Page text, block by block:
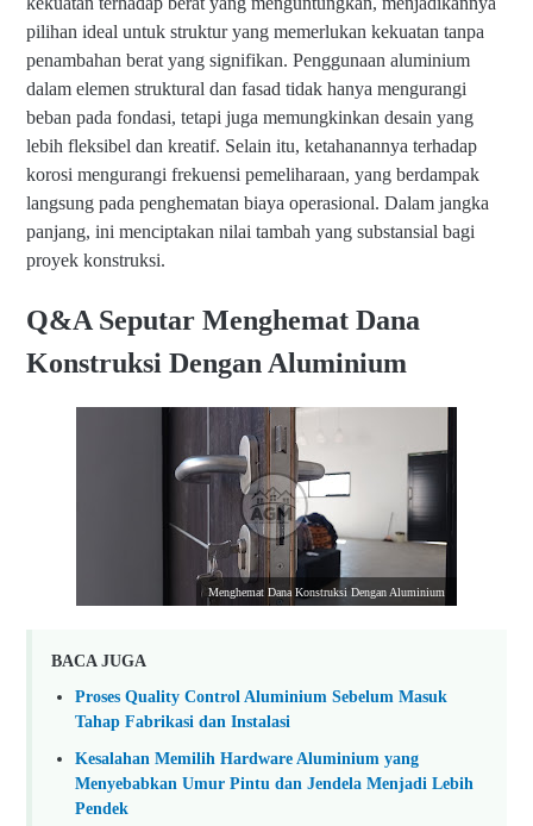
pilihan ideal untuk struktur yang memerlukan kekuatan tanpa
penambahan berat yang signifikan. Penggunaan aluminium
dalam elemen struktural dan fasad tidak hanya mengurangi
beban pada fondasi, tetapi juga memungkinkan desain yang
lebih fleksibel dan kreatif. Selain itu, ketahanannya terhadap
korosi mengurangi frekuensi pemeliharaan, yang berdampak
langsung pada penghematan biaya operasional. Dalam jangka
panjang, ini menciptakan nilai tambah yang substansial bagi
proyek konstruksi.
Q&A Seputar Menghemat Dana
Konstruksi Dengan Aluminium
Menghemat Dana Konstruksi Dengan Aluminium
BACA JUGA
Proses Quality Control Aluminium Sebelum Masuk
Tahap Fabrikasi dan Instalasi
Kesalahan Memilih Hardware Aluminium yang
Menyebabkan Umur Pintu dan Jendela Menjadi Lebih
Pendek